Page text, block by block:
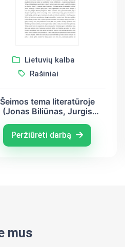
Lietuvių kalba
Rašiniai
Šeimos tema literatūroje
(Jonas Biliūnas, Jurgis
Peržiūrėti darbą
mus